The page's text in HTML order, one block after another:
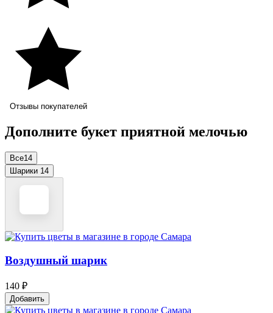
Отзывы покупателей
Дополните букет приятной мелочью
Все14
Шарики 14
Воздушный шарик
140 ₽
Добавить